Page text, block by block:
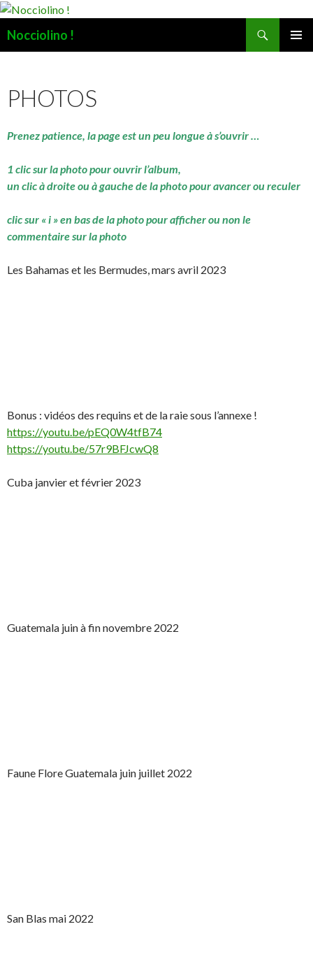
Nocciolino !
PHOTOS
Prenez patience, la page est un peu longue à s’ouvrir …
1 clic sur la photo pour ouvrir l’album,
un clic à droite ou à gauche de la photo pour avancer ou reculer
clic sur « i » en bas de la photo pour afficher ou non le
commentaire sur la photo
Les Bahamas et les Bermudes, mars avril 2023
Bonus : vidéos des requins et de la raie sous l’annexe !
https://youtu.be/pEQ0W4tfB74
https://youtu.be/57r9BFJcwQ8
Cuba janvier et février 2023
Guatemala juin à fin novembre 2022
Faune Flore Guatemala juin juillet 2022
San Blas mai 2022